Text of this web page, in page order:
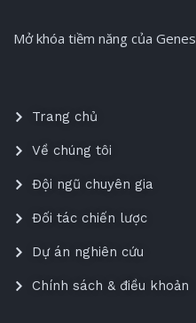
Mở khóa tiềm năng của Genes
Trang chủ
Về chúng tôi
Đội ngũ chuyên gia
Đối tác chiến lược
Dự án nghiên cứu
Chính sách & điều khoản